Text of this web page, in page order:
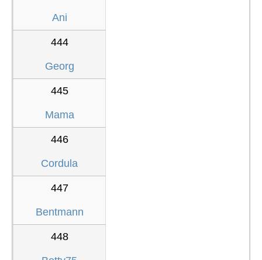
Ani
444
Georg
445
Mama
446
Cordula
447
Bentmann
448